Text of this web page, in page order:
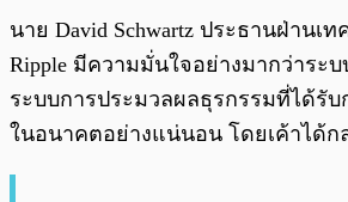
นาย David Schwartz ประธานฝ่านเ
Ripple มีความมั่นใจอย่างมากว่าระ
ระบบการประมวลผลธุรกรรมที่ได้รั
ในอนาคตอย่างแน่นอน โดยเค้าได้ก